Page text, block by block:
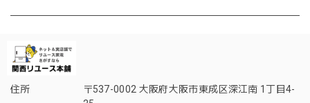
住所
〒537-0002 大阪府大阪市東成区深江南 1丁目4-